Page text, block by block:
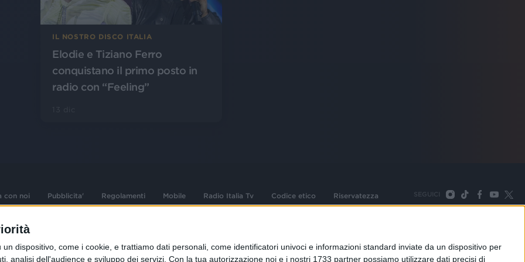
dispositivo, come i cookie, e trattiamo dati personali, come identificatori univoci e informazioni standard inviate da un dispositivo per
analisi dell'audience e sviluppo dei servizi. Con la tua autorizzazione noi e i nostri 1733 partner possiamo utilizzare dati precisi di
IL NOSTRO DISCO ITALIA
Elodie e Tiziano Ferro
conquistano il primo posto in
radio con “Feeling”
con noi Pubblicita' Regolamenti Mobile Radio Italia Tv Codice etico Riservatezza SEGUICI
d'autore e dei diritti
02 25444220